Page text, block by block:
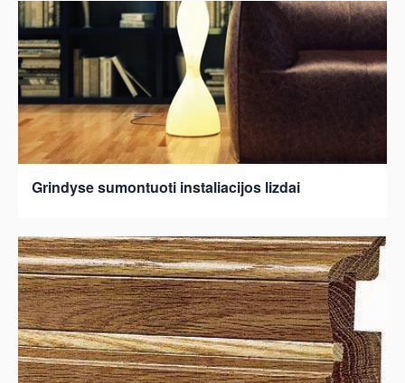
Grindyse sumontuoti instaliacijos lizdai